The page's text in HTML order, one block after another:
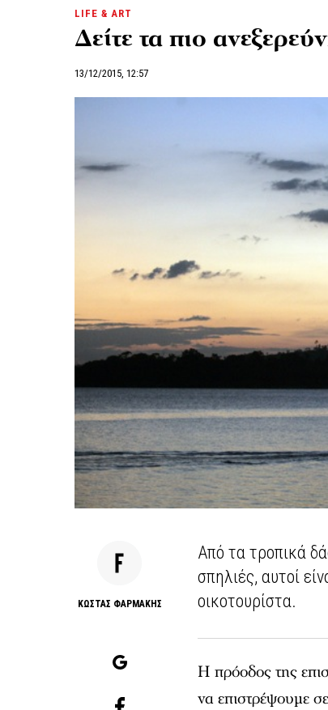
LIFE & ART
Δείτε τα πιο
13/12/2015, 12:57
ΚΩΣΤΑΣ ΦΑΡΜΑΚΗΣ
Από τα τροπικά
σπηλιές, αυτοί
οικοτουρίστα.
Η πρόοδος της
να επιστρέψουμε